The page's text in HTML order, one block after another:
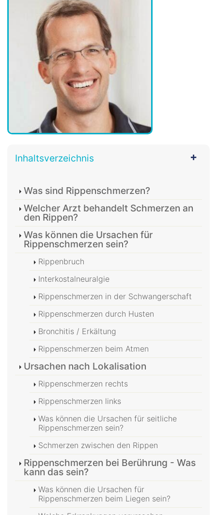
Inhaltsverzeichnis
Was sind Rippenschmerzen?
Welcher Arzt behandelt Schmerzen an
den Rippen?
Was können die Ursachen für
Rippenschmerzen sein?
Rippenbruch
Interkostalneuralgie
Rippenschmerzen in der Schwangerschaft
Rippenschmerzen durch Husten
Bronchitis / Erkältung
Rippenschmerzen beim Atmen
Ursachen nach Lokalisation
Rippenschmerzen rechts
Rippenschmerzen links
Was können die Ursachen für seitliche
Rippenschmerzen sein?
Schmerzen zwischen den Rippen
Rippenschmerzen bei Berührung - Was
kann das sein?
Was können die Ursachen für
Rippenschmerzen beim Liegen sein?